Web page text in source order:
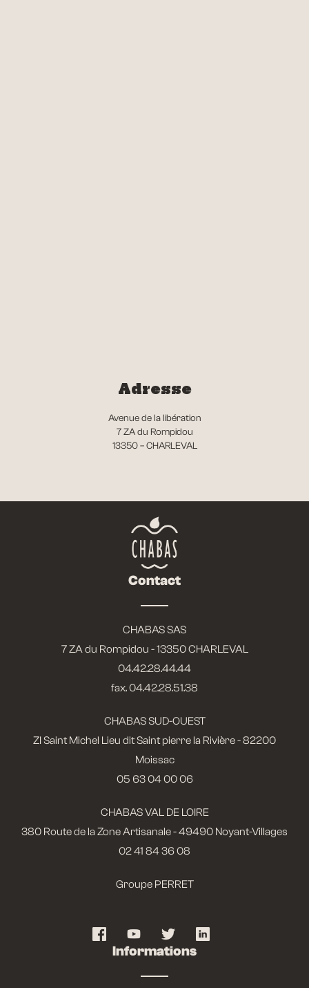
Adresse
Avenue de la libération
7 ZA du Rompidou
13350 – CHARLEVAL
Contact
CHABAS SAS
7 ZA du Rompidou - 13350 CHARLEVAL
04.42.28.44.44
fax. 04.42.28.51.38
CHABAS SUD-OUEST
ZI Saint Michel Lieu dit Saint pierre la Rivière - 82200
Moissac
05 63 04 00 06
CHABAS VAL DE LOIRE
380 Route de la Zone Artisanale - 49490 Noyant-Villages
02 41 84 36 08
Groupe PERRET
Informations